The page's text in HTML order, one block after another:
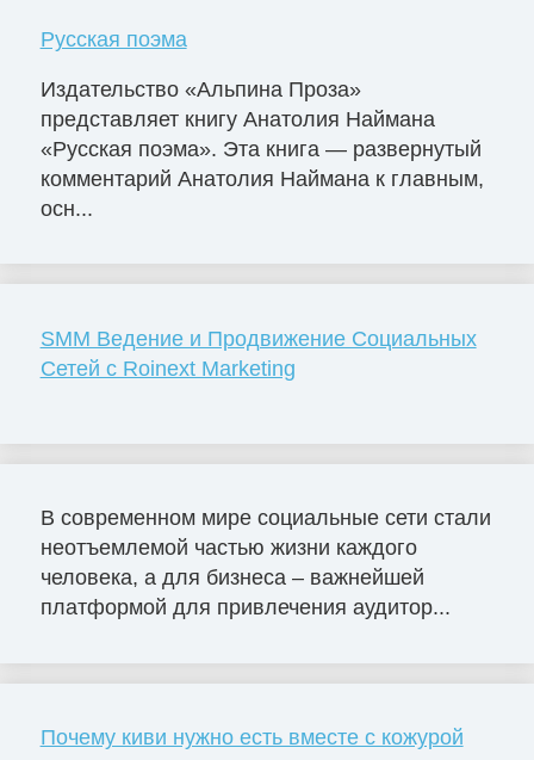
Русская поэма
Издательство «Альпина Проза»
представляет книгу Анатолия Наймана
«Русская поэма». Эта книга — развернутый
комментарий Анатолия Наймана к главным,
осн...
SMM Ведение и Продвижение Социальных
Сетей с Roinext Marketing
В современном мире социальные сети стали
неотъемлемой частью жизни каждого
человека, а для бизнеса – важнейшей
платформой для привлечения аудитор...
Почему киви нужно есть вместе с кожурой